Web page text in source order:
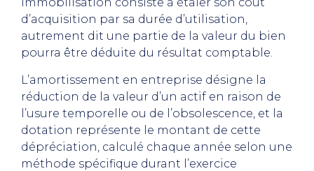
d’acquisition par sa durée d’utilisation,
autrement dit une partie de la valeur du bien
pourra être déduite du résultat comptable.
L’amortissement en entreprise désigne la
réduction de la valeur d’un actif en raison de
l’usure temporelle ou de l’obsolescence, et la
dotation représente le montant de cette
dépréciation, calculé chaque année selon une
méthode spécifique durant l’exercice